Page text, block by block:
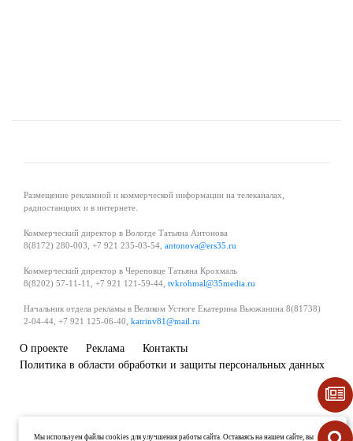
Размещение рекламной и коммерческой информации на телеканалах,
радиостанциях и в интернете.
Коммерческий директор в Вологде Татьяна Антонова
8(8172) 280-003, +7 921 235-03-54, antonova@ers35.ru
Коммерческий директор в Череповце Татьяна Крохмаль
8(8202) 57-11-11, +7 921 121-59-44, tvkrohmal@35media.ru
Начальник отдела рекламы в Великом Устюге Екатерина Вьюжанина 8(81738)
2-04-44, +7 921 125-06-40, katrinv81@mail.ru
О проекте Реклама
Контакты
Политика в области обработки и защиты персональных данных
Мы используем файлы cookies для улучшения работы сайта. Оставаясь на нашем сайте, вы